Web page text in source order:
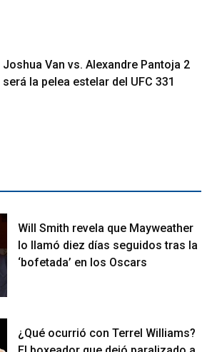
Joshua Van vs. Alexandre Pantoja 2
será la pelea estelar del UFC 331
Will Smith revela que Mayweather
lo llamó diez días seguidos tras la
‘bofetada’ en los Oscars
¿Qué ocurrió con Terrel Williams?